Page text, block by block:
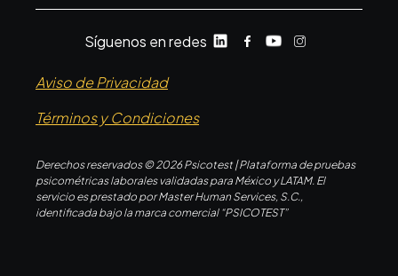
Síguenos en redes
Derechos reservados © 2026 Psicotest | Plataforma de pruebas
psicométricas laborales validadas para México y LATAM. El
servicio es prestado por Master Human Services, S.C.,
identificada bajo la marca comercial “PSICOTEST”
Aviso de Privacidad
Términos y Condiciones